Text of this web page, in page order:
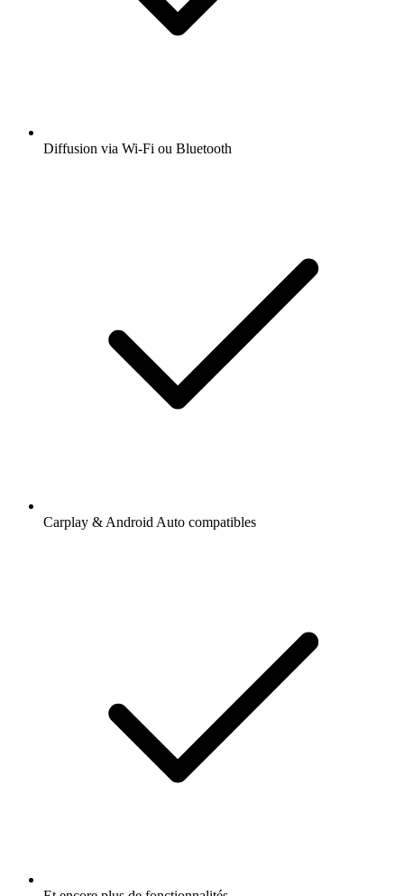
Diffusion via Wi-Fi ou Bluetooth
Carplay & Android Auto compatibles